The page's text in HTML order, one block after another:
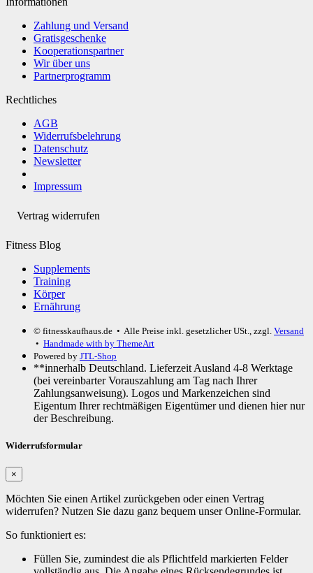
Zahlung und Versand
Gratisgeschenke
Kooperationspartner
Wir über uns
Partnerprogramm
Rechtliches
AGB
Widerrufsbelehrung
Datenschutz
Newsletter
Impressum
Vertrag widerrufen
Fitness Blog
Supplements
Training
Körper
Ernährung
© fitnesskaufhaus.de • Alle Preise inkl. gesetzlicher USt., zzgl. Versand
• Handmade with by ThemeArt
Powered by JTL-Shop
**innerhalb Deutschland. Lieferzeit Ausland 4-8 Werktage
(bei vereinbarter Vorauszahlung am Tag nach Ihrer
Zahlungsanweisung). Logos und Markenzeichen sind
Eigentum Ihrer rechtmäßigen Eigentümer und dienen hier nur
der Beschreibung.
Widerrufsformular
×
Möchten Sie einen Artikel zurückgeben oder einen Vertrag
widerrufen? Nutzen Sie dazu ganz bequem unser Online-Formular.
So funktioniert es:
Füllen Sie, zumindest die als Pflichtfeld markierten Felder